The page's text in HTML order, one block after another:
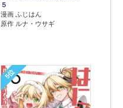
５
漫画 ふじはん
原作 ルナ・ウサギ
5位